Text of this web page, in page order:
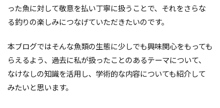
った魚に対して敬意を払い丁寧に扱うことで、それをさらな
る釣りの楽しみにつなげていただきたいのです。
本ブログではそんな魚類の生態に少しでも興味関心をもっても
らえるよう、過去に私が扱ったことのあるテーマについて、
なけなしの知識を活用し、学術的な内容についても紹介して
みたいと思います。